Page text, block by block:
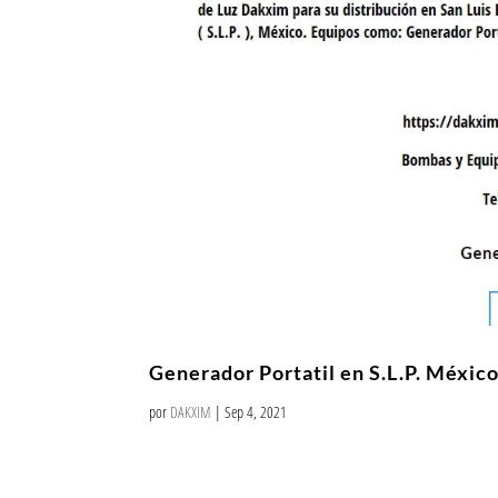
Generador Portatil en S.L.P.
por DAKXIM |Sep 4, 2021